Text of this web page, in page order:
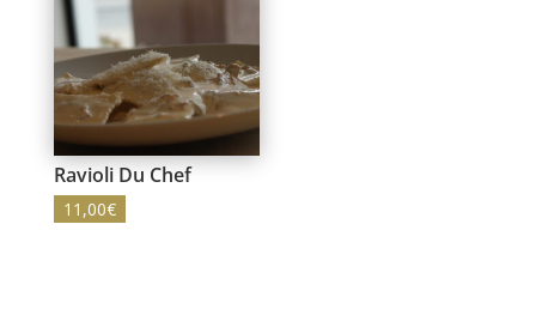
Ravioli Du Chef
11,00€